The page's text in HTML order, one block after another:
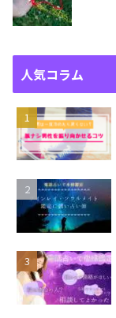
人気コラム